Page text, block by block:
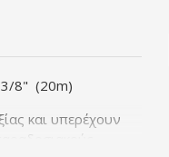
3/8" (20m)
και υπερέχουν